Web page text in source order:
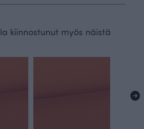
kiinnostunut myös näistä